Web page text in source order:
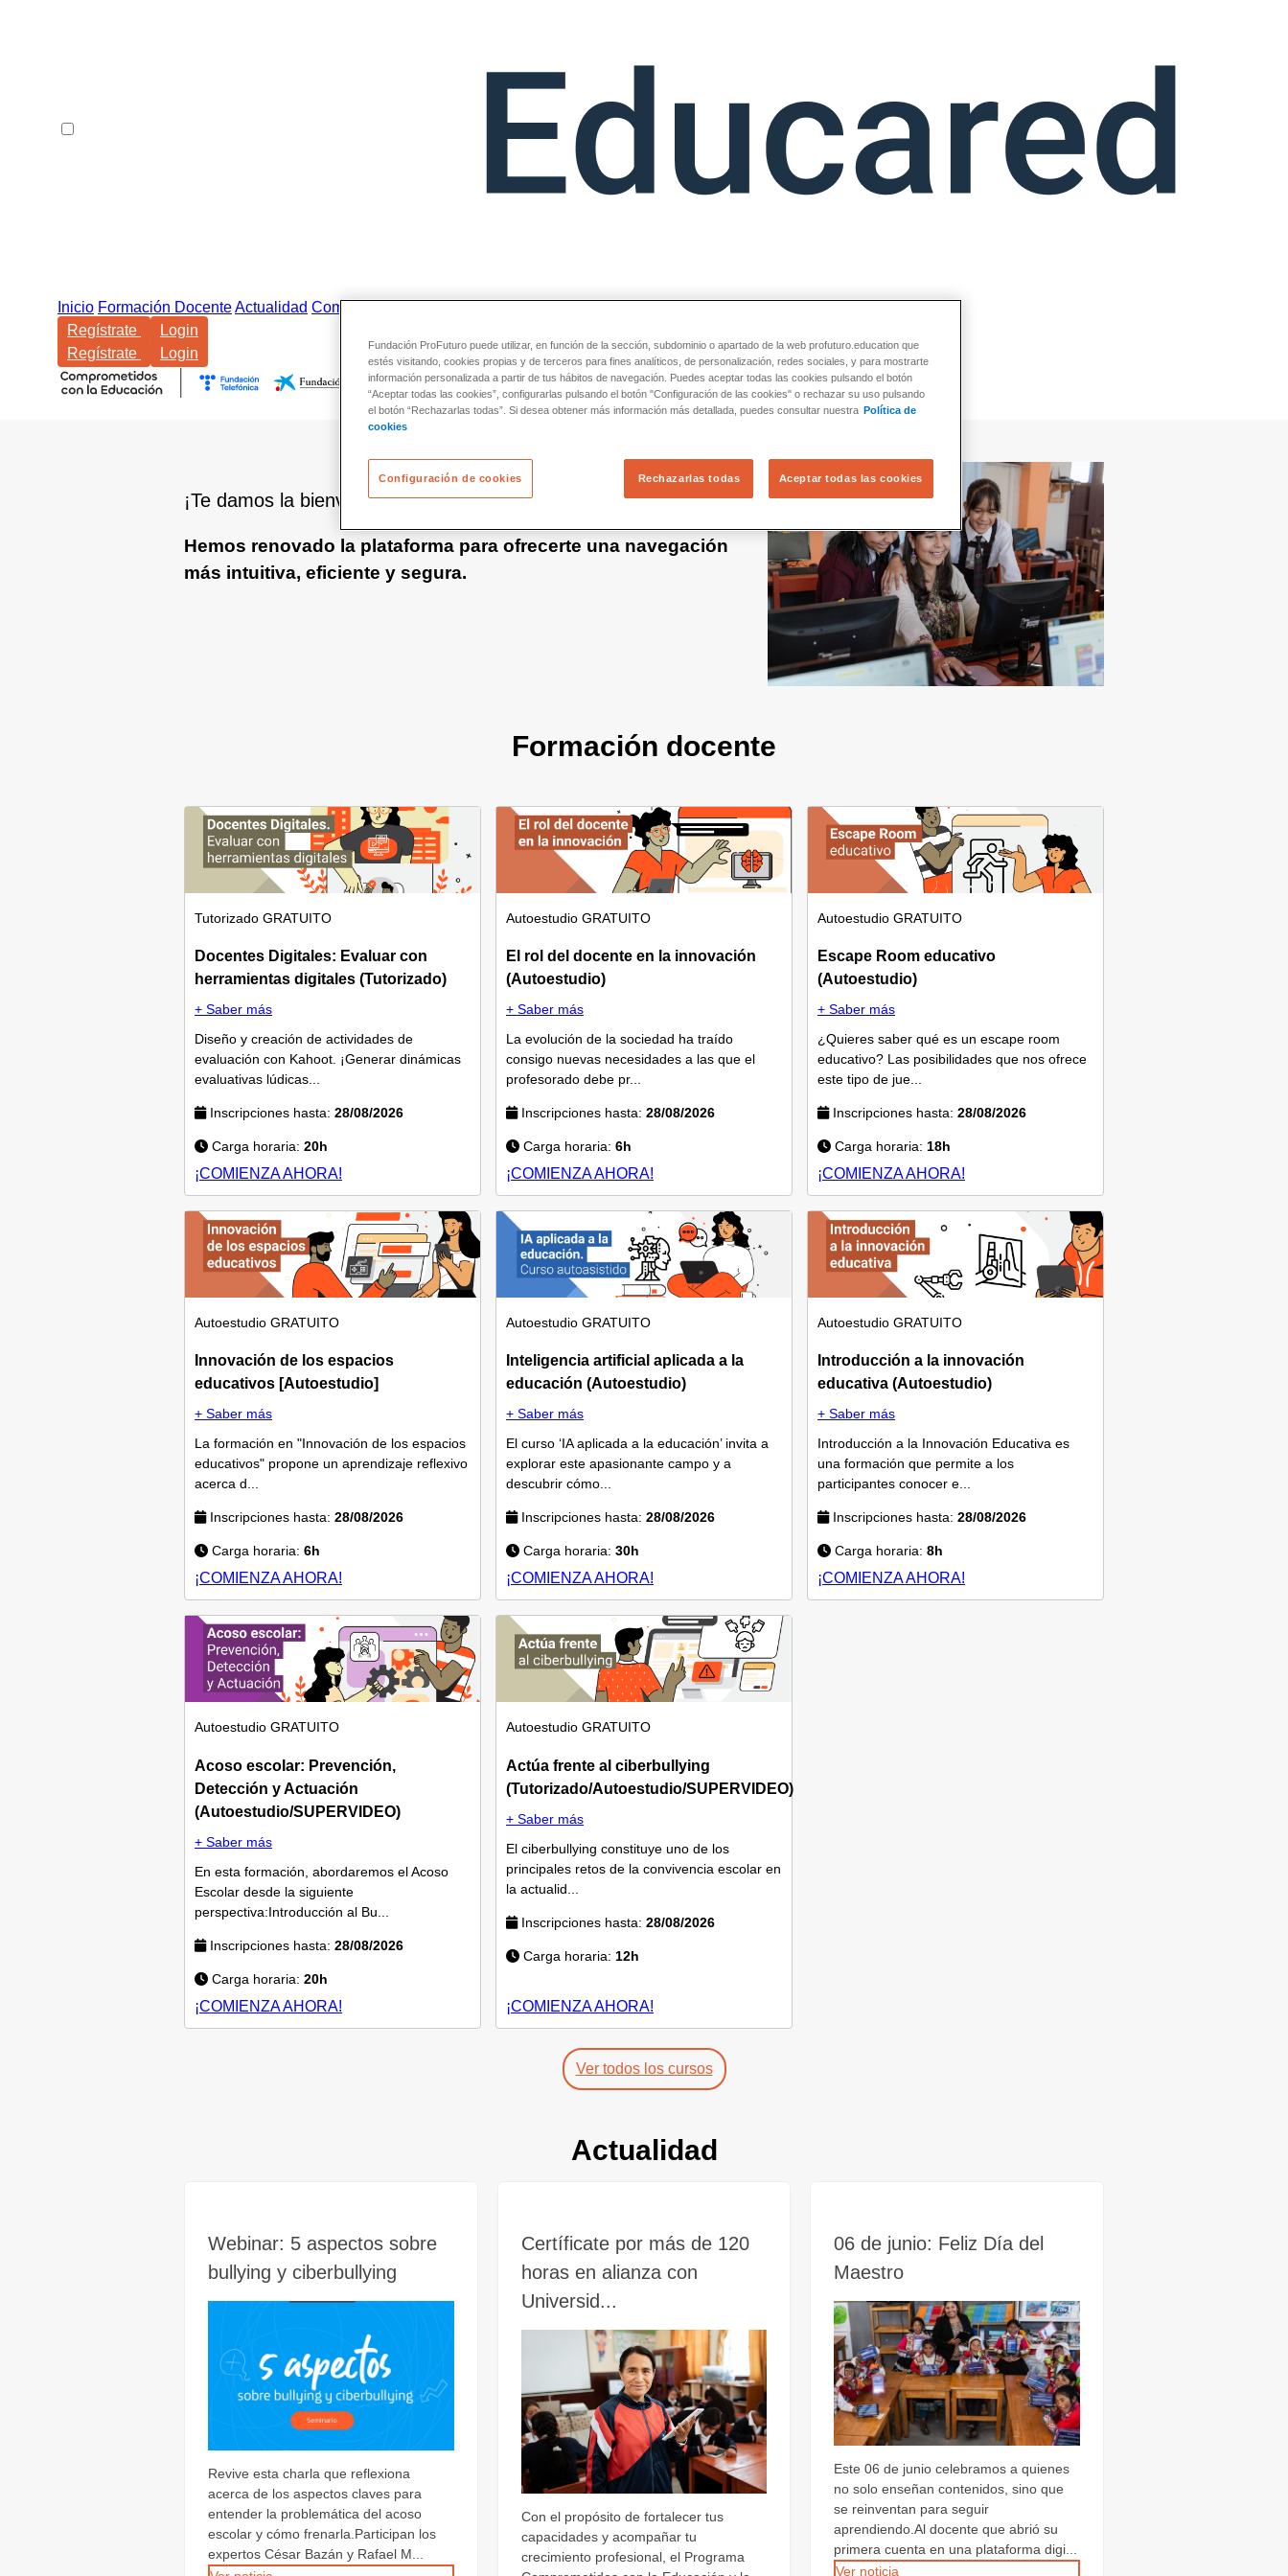
Inicio Formación DocenteActualidad Comunidad
Regístrate
Login
Regístrate
Login
¡Te damos la bienvenida a la nueva versión de Educared!
Hemos renovado la plataforma para ofrecerte una navegación
más intuitiva, eficiente y segura.
Formación docente
Tutorizado GRATUITO
Docentes Digitales: Evaluar con
herramientas digitales (Tutorizado)
+ Saber más
Diseño y creación de actividades de
evaluación con Kahoot. ¡Generar dinámicas
evaluativas lúdicas...
Inscripciones hasta: 28/08/2026
Carga horaria: 20h
¡COMIENZA AHORA!
Autoestudio GRATUITO
El rol del docente en la innovación
(Autoestudio)
+ Saber más
La evolución de la sociedad ha traído
consigo nuevas necesidades a las que el
profesorado debe pr...
Inscripciones hasta: 28/08/2026
Carga horaria: 6h
¡COMIENZA AHORA!
Autoestudio GRATUITO
Escape Room educativo
(Autoestudio)
+ Saber más
¿Quieres saber qué es un escape room
educativo? Las posibilidades que nos ofrece
este tipo de jue...
Inscripciones hasta: 28/08/2026
Carga horaria: 18h
¡COMIENZA AHORA!
Autoestudio GRATUITO
Innovación de los espacios
educativos [Autoestudio]
+ Saber más
La formación en "Innovación de los espacios
educativos" propone un aprendizaje reflexivo
acerca d...
Inscripciones hasta: 28/08/2026
Carga horaria: 6h
¡COMIENZA AHORA!
Autoestudio GRATUITO
Inteligencia artificial aplicada a la
educación (Autoestudio)
+ Saber más
El curso ‘IA aplicada a la educación’ invita a
explorar este apasionante campo y a
descubrir cómo...
Inscripciones hasta: 28/08/2026
Carga horaria: 30h
¡COMIENZA AHORA!
Autoestudio GRATUITO
Introducción a la innovación
educativa (Autoestudio)
+ Saber más
Introducción a la Innovación Educativa es
una formación que permite a los
participantes conocer e...
Inscripciones hasta: 28/08/2026
Carga horaria: 8h
¡COMIENZA AHORA!
Autoestudio GRATUITO
Acoso escolar: Prevención,
Detección y Actuación
(Autoestudio/SUPERVIDEO)
+ Saber más
En esta formación, abordaremos el Acoso
Escolar desde la siguiente
perspectiva:Introducción al Bu...
Inscripciones hasta: 28/08/2026
Carga horaria: 20h
¡COMIENZA AHORA!
Autoestudio GRATUITO
Actúa frente al ciberbullying
(Tutorizado/Autoestudio/SUPERVIDEO)
+ Saber más
El ciberbullying constituye uno de los
principales retos de la convivencia escolar en
la actualid...
Inscripciones hasta: 28/08/2026
Carga horaria: 12h
¡COMIENZA AHORA!
Ver todos los cursos
Actualidad
Webinar: 5 aspectos sobre
bullying y ciberbullying
Revive esta charla que reflexiona
acerca de los aspectos claves para
entender la problemática del acoso
escolar y cómo frenarla.Participan los
expertos César Bazán y Rafael M...
Certíficate por más de 120
horas en alianza con
Universid...
Con el propósito de fortalecer tus
capacidades y acompañar tu
crecimiento profesional, el Programa
06 de junio: Feliz Día del
Maestro
Este 06 de junio celebramos a quienes
no solo enseñan contenidos, sino que
se reinventan para seguir
aprendiendo.Al docente que abrió su
primera cuenta en una plataforma digi...
Ver noticia
Fundación ProFuturo puede utilizar, en función de la sección, subdominio o apartado de la web profuturo.education que
estés visitando, cookies propias y de terceros para fines analíticos, de personalización, redes sociales, y para mostrarte
información personalizada a partir de tus hábitos de navegación. Puedes aceptar todas las cookies pulsando el botón
“Aceptar todas las cookies”, configurarlas pulsando el botón "Configuración de las cookies" o rechazar su uso pulsando
el botón “Rechazarlas todas”. Si desea obtener más información más detallada, puedes consultar nuestra Política de
cookies
Configuración de cookies Rechazarlas todas Aceptar todas las cookies